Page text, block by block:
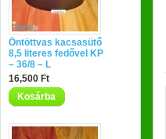
Öntöttvas kacsasütő
8,5 literes fedővel KP
– 36/8 – L
16,500 Ft
Kosárba